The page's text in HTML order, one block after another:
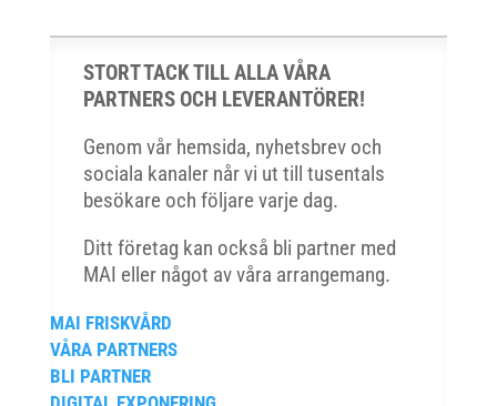
STORT TACK TILL ALLA VÅRA
PARTNERS OCH LEVERANTÖRER!
Genom vår hemsida, nyhetsbrev och
sociala kanaler når vi ut till tusentals
besökare och följare varje dag.
Ditt företag kan också bli partner med
MAI eller något av våra arrangemang.
MAI FRISKVÅRD
VÅRA PARTNERS
BLI PARTNER